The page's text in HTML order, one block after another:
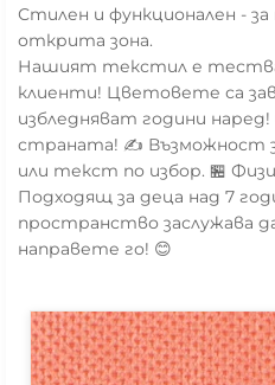
Стилен и функционален -
открита зона.
Нашият текстил е
клиенти! Цветовете са
избледняват години
страната! ✍️ Възможност
или текст по избор. 🏪
Подходящ за деца над 7
пространство заслужава
направете го! 😊